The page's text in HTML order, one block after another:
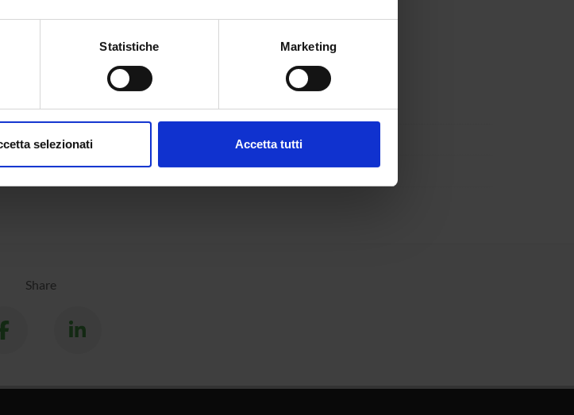
con un'approssimazione di qualche metro,
dalla Dichiarazione sui cookie.
Statistiche Marketing
selezionati Accetta tutti
8, 2024
Share